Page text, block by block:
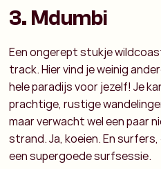
3. Mdumbi
Een ongerept stukje
track. Hier vind je weinig
hele paradijs voor jezelf! Je
prachtige, rustige
maar verwacht wel een paar
strand. Ja, koeien. En
een supergoede surfsessie.